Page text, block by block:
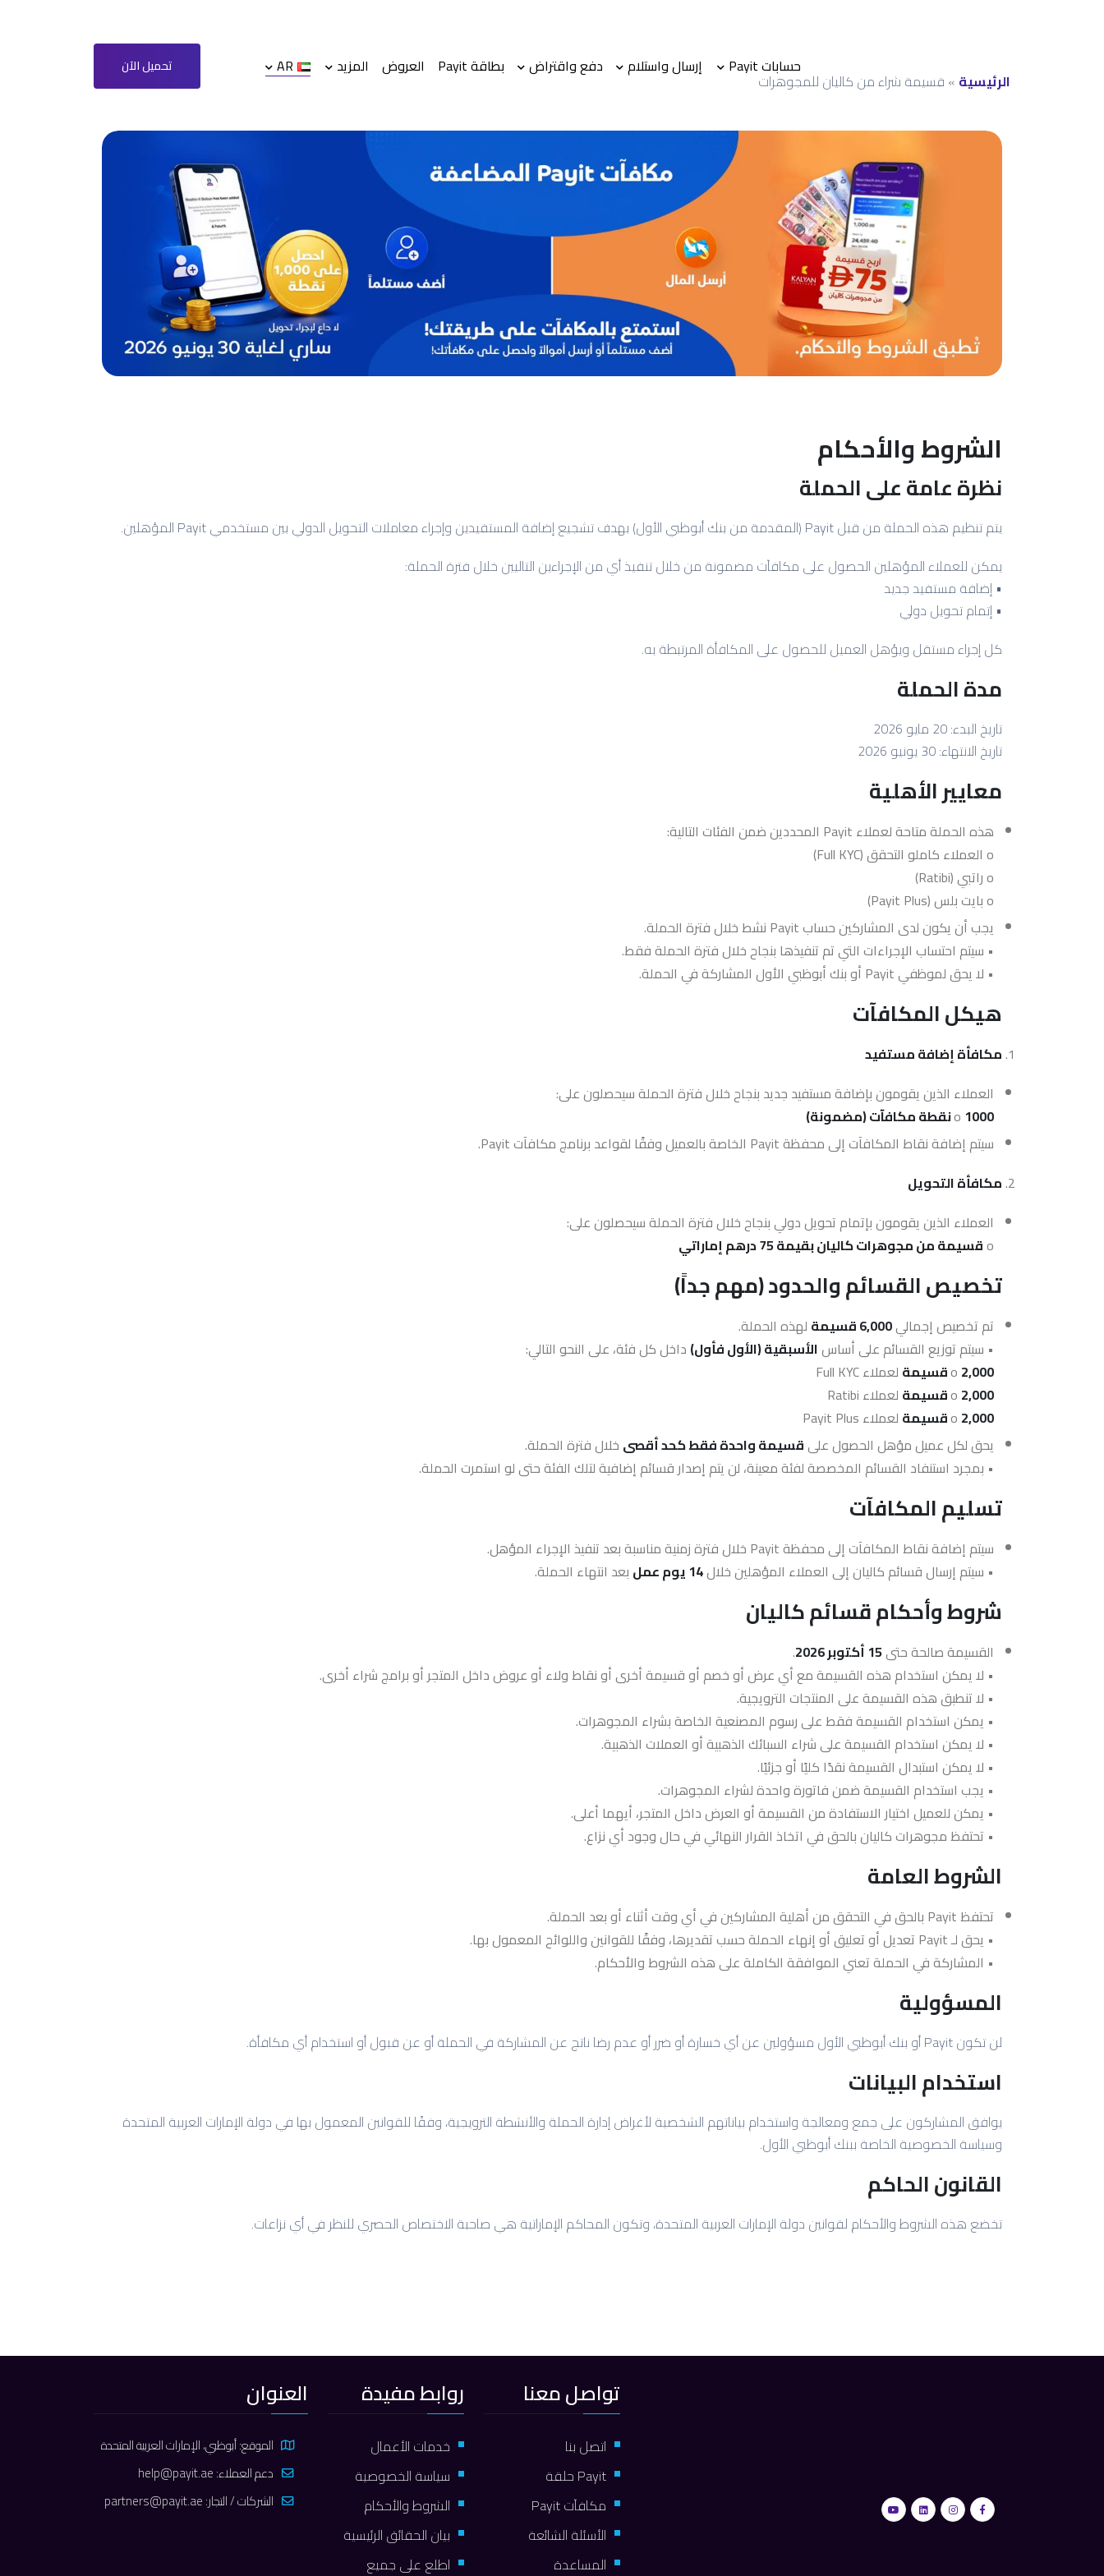
حسابات Payit إرسال واستلام دفع واقتراض بطاقة Payit العروض المزيد AR تحميل الآن
الرئيسية » قسيمة شراء من كاليان للمجوهرات
الشروط والأحكام
نظرة عامة على الحملة
يتم تنظيم هذه الحملة من قبل Payit (المقدمة من بنك أبوظبي الأول) بهدف تشجيع إضافة المستفيدين وإجراء معاملات التحويل الدولي بين مستخدمي Payit المؤهلين.
يمكن للعملاء المؤهلين الحصول على مكافآت مضمونة من خلال تنفيذ أي من الإجراءين التاليين خلال فترة الحملة:
• إضافة مستفيد جديد
• إتمام تحويل دولي
كل إجراء مستقل ويؤهل العميل للحصول على المكافأة المرتبطة به.
مدة الحملة
تاريخ البدء: 20 مايو 2026
تاريخ الانتهاء: 30 يونيو 2026
معايير الأهلية
هذه الحملة متاحة لعملاء Payit المحددين ضمن الفئات التالية:
o العملاء كاملو التحقق (Full KYC)
o راتبي (Ratibi)
o بايت بلس (Payit Plus)
يجب أن يكون لدى المشاركين حساب Payit نشط خلال فترة الحملة.
• سيتم احتساب الإجراءات التي تم تنفيذها بنجاح خلال فترة الحملة فقط.
• لا يحق لموظفي Payit أو بنك أبوظبي الأول المشاركة في الحملة.
هيكل المكافآت
مكافأة إضافة مستفيد
العملاء الذين يقومون بإضافة مستفيد جديد بنجاح خلال فترة الحملة سيحصلون على:
o 1000 نقطة مكافآت (مضمونة)
سيتم إضافة نقاط المكافآت إلى محفظة Payit الخاصة بالعميل وفقًا لقواعد برنامج مكافآت Payit.
مكافأة التحويل
العملاء الذين يقومون بإتمام تحويل دولي بنجاح خلال فترة الحملة سيحصلون على:
oقسيمة من مجوهرات كاليان بقيمة 75 درهم إماراتي
تخصيص القسائم والحدود (مهم جداً)
تم تخصيص إجمالي6,000قسيمة لهذه الحملة.
• سيتم توزيع القسائم على أساسالأسبقية (الأول فأول) داخل كل فئة، على النحو التالي:
o 2,000 قسيمة لعملاء Full KYC
o 2,000 قسيمة لعملاء Ratibi
o 2,000 قسيمة لعملاء Payit Plus
يحق لكل عميل مؤهل الحصول علىقسيمة واحدة فقط كحد أقصى خلال فترة الحملة.
• بمجرد استنفاد القسائم المخصصة لفئة معينة، لن يتم إصدار قسائم إضافية لتلك الفئة حتى لو استمرت الحملة.
تسليم المكافآت
سيتم إضافة نقاط المكافآت إلى محفظة Payit خلال فترة زمنية مناسبة بعد تنفيذ الإجراء المؤهل.
• سيتم إرسال قسائم كاليان إلى العملاء المؤهلين خلال14 يوم عمل بعد انتهاء الحملة.
شروط وأحكام قسائم كاليان
القسيمة صالحة حتى15 أكتوبر 2026
.
• لا يمكن استخدام هذه القسيمة مع أي عرض أو خصم أو قسيمة أخرى أو نقاط ولاء أو عروض داخل المتجر أو برامج شراء أخرى.
• لا تنطبق هذه القسيمة على المنتجات الترويجية.
• يمكن استخدام القسيمة فقط على رسوم المصنعية الخاصة بشراء المجوهرات.
• لا يمكن استخدام القسيمة على شراء السبائك الذهبية أو العملات الذهبية.
• لا يمكن استبدال القسيمة نقدًا كليًا أو جزئيًا.
• يجب استخدام القسيمة ضمن فاتورة واحدة لشراء المجوهرات.
• يمكن للعميل اختيار الاستفادة من القسيمة أو العرض داخل المتجر، أيهما أعلى.
• تحتفظ مجوهرات كاليان بالحق في اتخاذ القرار النهائي في حال وجود أي نزاع.
الشروط العامة
تحتفظ Payit بالحق في التحقق من أهلية المشاركين في أي وقت أثناء أو بعد الحملة.
• يحق لـ Payit تعديل أو تعليق أو إنهاء الحملة حسب تقديرها، وفقًا للقوانين واللوائح المعمول بها.
• المشاركة في الحملة تعني الموافقة الكاملة على هذه الشروط والأحكام.
المسؤولية
لن تكون Payit أو بنك أبوظبي الأول مسؤولين عن أي خسارة أو ضرر أو عدم رضا ناتج عن المشاركة في الحملة أو عن قبول أو استخدام أي مكافأة.
استخدام البيانات
يوافق المشاركون على جمع ومعالجة واستخدام بياناتهم الشخصية لأغراض إدارة الحملة والأنشطة الترويجية، وفقًا للقوانين المعمول بها في دولة الإمارات العربية المتحدة
وسياسة الخصوصية الخاصة ببنك أبوظبي الأول.
القانون الحاكم
تخضع هذه الشروط والأحكام لقوانين دولة الإمارات العربية المتحدة، وتكون المحاكم الإماراتية هي صاحبة الاختصاص الحصري للنظر في أي نزاعات.
تواصل معنا
اتصل بنا
Payit حلقة
مكافآت Payit
الأسئلة الشائعة
المساعدة
روابط مفيدة
خدمات الأعمال
سياسة الخصوصية
الشروط والأحكام
بيان الحقائق الرئيسية
اطلع على جميع
العنوان
الموقع: أبوظبي، الإمارات العربية المتحدة
دعم العملاء:help@payit.ae
الشركات / التجار:partners@payit.ae